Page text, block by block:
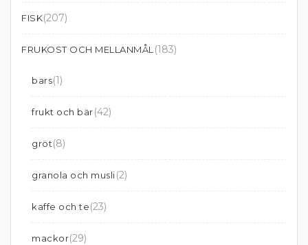
FISK(207)
FRUKOST OCH MELLANMÅL (183)
bars(1)
frukt och bär(42)
gröt(8)
granola och musli(2)
kaffe och te(23)
mackor(29)